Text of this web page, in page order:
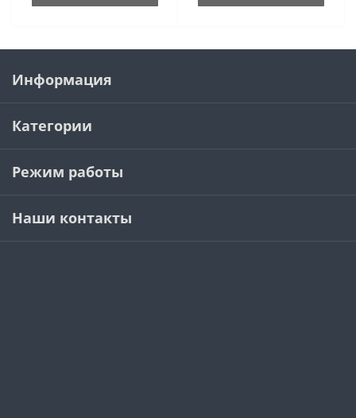
Информация
Категории
Режим работы
Наши контакты